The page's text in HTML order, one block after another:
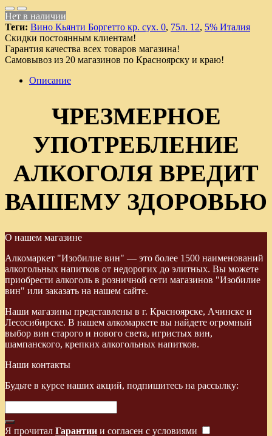
Нет в наличии
Теги: Вино Кьянти Боргетто кр. сух. 0, 75л. 12, 5% Италия
Скидки постоянным клиентам!
Гарантия качества всех товаров магазина!
Самовывоз из 20 магазинов по Красноярску и краю!
Описание
ЧРЕЗМЕРНОЕ
УПОТРЕБЛЕНИЕ
АЛКОГОЛЯ ВРЕДИТ
ВАШЕМУ ЗДОРОВЬЮ
О нашем магазине
Алкомаркет "Изобилие вин" — это более 1500 наименований
алкогольных напитков от недорогих до элитных. Вы можете
приобрести алкоголь в розничной сети магазинов "Изобилие
вин" или заказать на нашем сайте.
Наши магазины представлены в г. Красноярске, Ачинске и
Лесосибирске. В нашем алкомаркете вы найдете огромный
выбор вин старого и нового света, игристых вин,
шампанского, крепких алкогольных напитков.
Наши контакты
Будьте в курсе наших акций, подпишитесь на рассылку:
Я прочитал Гарантии и согласен с условиями